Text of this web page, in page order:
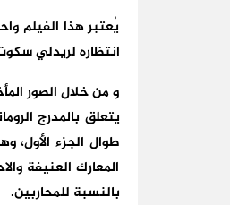
يُعتبر هذا الفيلم
انتظاره لريدلي سكوت
و من خلال الصور
يتعلق بالمدرج
طوال الجزء الأول،
المعارك العنيفة
بالنسبة للمحاربين.